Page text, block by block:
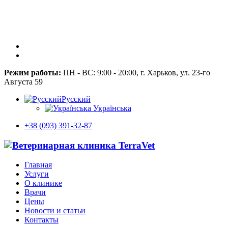
Режим работы: ПН - ВС: 9:00 - 20:00, г. Харьков, ул. 23-го
Августа 59
Русский
Українська
+38 (093) 391-32-87
Главная
Услуги
О клинике
Врачи
Цены
Новости и статьи
Контакты